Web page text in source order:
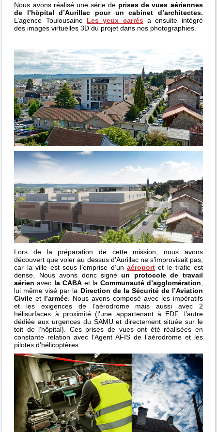
Nous avons réalisé une série de prises de vues aériennes
de l’hôpital d’Aurillac pour un cabinet d’architectes.
L’agence Toulousaine Les yeux carrés a ensuite intégré
des images virtuelles 3D du projet dans nos photographies.
Lors de la préparation de cette mission, nous avons
découvert que voler au dessus d’Aurillac ne s’improvisait pas,
car la ville est sous l’emprise d’un aéroport et le trafic est
dense. Nous avons donc signéun protocole de travail
aérien avec la CABAet la Communauté d’agglomération
lui même visé par la Direction de la Sécurité de l’Aviation
Civile et l’armée . Nous avons composé avec les impératifs
et les exigences de l’aérodrome mais aussi avec 2
hélisurfaces à proximité (l’une appartenant à EDF, l’autre
dédiée aux urgences du SAMU et directement située sur le
toit de l’hôpital). Ces prises de vues ont été réalisées en
constante relation avec l’Agent AFIS de l’aérodrome et les
pilotes d’hélicoptères